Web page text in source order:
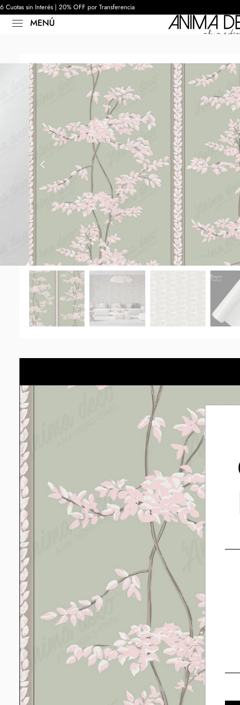
6 Cuotas sin Interés | 20% OFF por Transferencia
MENÚ